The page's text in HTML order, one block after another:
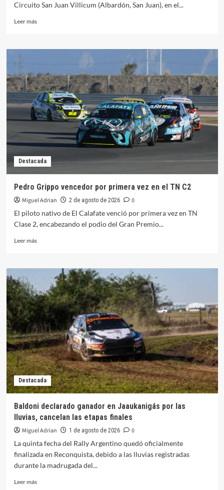
Circuito San Juan Villicum (Albardón, San Juan), en el...
Leer másLeer
Otra
un
Canapino
imparable
en
la
del
TN
Destacada
Pedro Grippo vencedor por primera vez en el TN C2
Miguel Adrian 2 de agosto de 2026
0
El piloto nativo de El Calafate venció por primera vez en TN
Clase 2, encabezando el podio del Gran Premio...
Leer másLeer
Pedro
Grippo
vencedor
por
primera
vez
en
el
TN
C2
Destacada
Baldoni declarado ganador en Jaaukanigás por las
lluvias, cancelan las etapas finales
Miguel Adrian 1 de agosto de 2026
0
La quinta fecha del Rally Argentino quedó oficialmente
finalizada en Reconquista, debido a las lluvias registradas
durante la madrugada del...
Leer másLeer